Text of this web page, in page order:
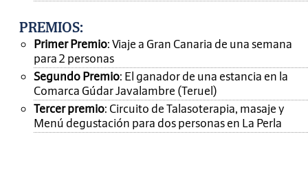
PREMIOS:
Primer Premio: Viaje a Gran Canaria de una semana
para 2 personas
Segundo Premio: El ganador de una estancia en la
Comarca Gúdar Javalambre (Teruel)
Tercer premio: Circuito de Talasoterapia, masaje y
Menú degustación para dos personas en La Perla